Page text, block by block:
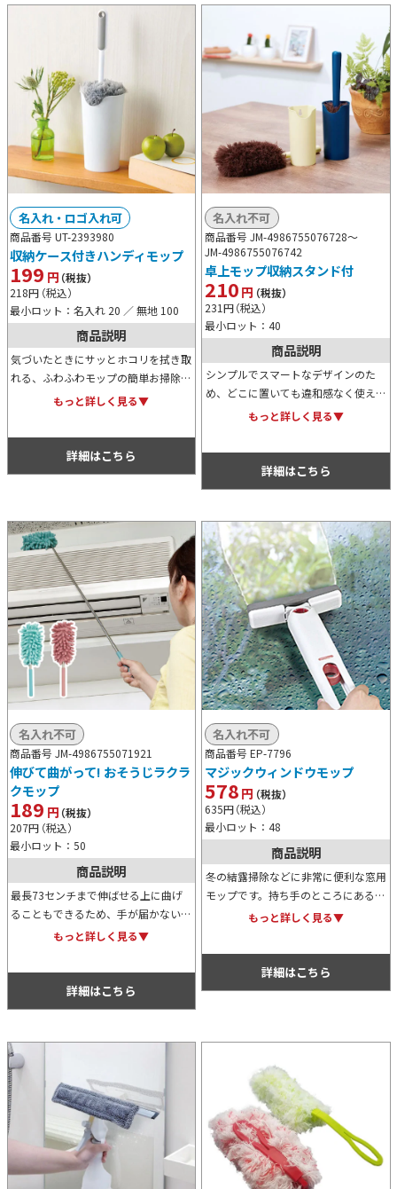
商品番号 UT-2393980
収納ケース付きハンディモップ
199 円（税抜）
218円（税込）
最小ロット：名入れ 20 ／ 無地 100
名入れ・ロゴ入れ可
商品説明
気づいたときにサッとホコリを拭き取
れる、ふわふわモップの簡単お掃除ア
イテム。立てて置ける収納ケース付き
せん。新生活や大掃除のノベルティに
もっと詳しく見る▼
詳細はこちら
商品番号 JM-4986755076728～
JM-4986755076742
卓上モップ収納スタンド付
210円（税抜）
231円（税込）
最小ロット：40
名入れ不可
商品説明
シンプルでスマートなデザインのた
め、どこに置いても違和感なく使える
便利な卓上モップです。収納スタンド
けて利用することも可能です。
もっと詳しく見る▼
詳細はこちら
商品番号 JM-4986755071921
伸びて曲がって! おそうじラクラ
クモップ
189 円（税抜）
207円（税込）
最小ロット：50
名入れ不可
商品説明
最長73センチまで伸ばせる上に曲げ
ることもできるため、手が届かない場
所のお掃除に非常に便利ならくらくモ
またノベルティ用にもおすすめ。
もっと詳しく見る▼
詳細はこちら
商品番号 EP-7796
マジックウィンドウモップ
578円（税抜）
635円（税込）
最小ロット：48
名入れ不可
商品説明
冬の結露掃除などに非常に便利な窓用
モップです。持ち手のところにあるリ
ングを引くだけで脱水が可能なため、
イベント等のノベルティ用としてもお
もっと詳しく見る▼
詳細はこちら